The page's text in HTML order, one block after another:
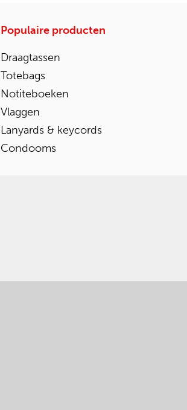
Populaire producten
Draagtassen
Totebags
Notiteboeken
Vlaggen
Lanyards & keycords
Condooms